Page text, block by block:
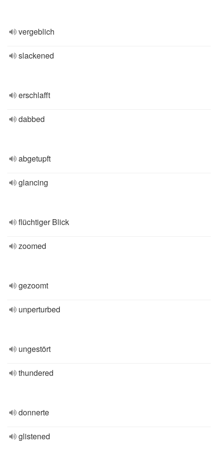
vergeblich
slackened
erschlafft
dabbed
abgetupft
glancing
flüchtiger Blick
zoomed
gezoomt
unperturbed
ungestört
thundered
donnerte
glistened